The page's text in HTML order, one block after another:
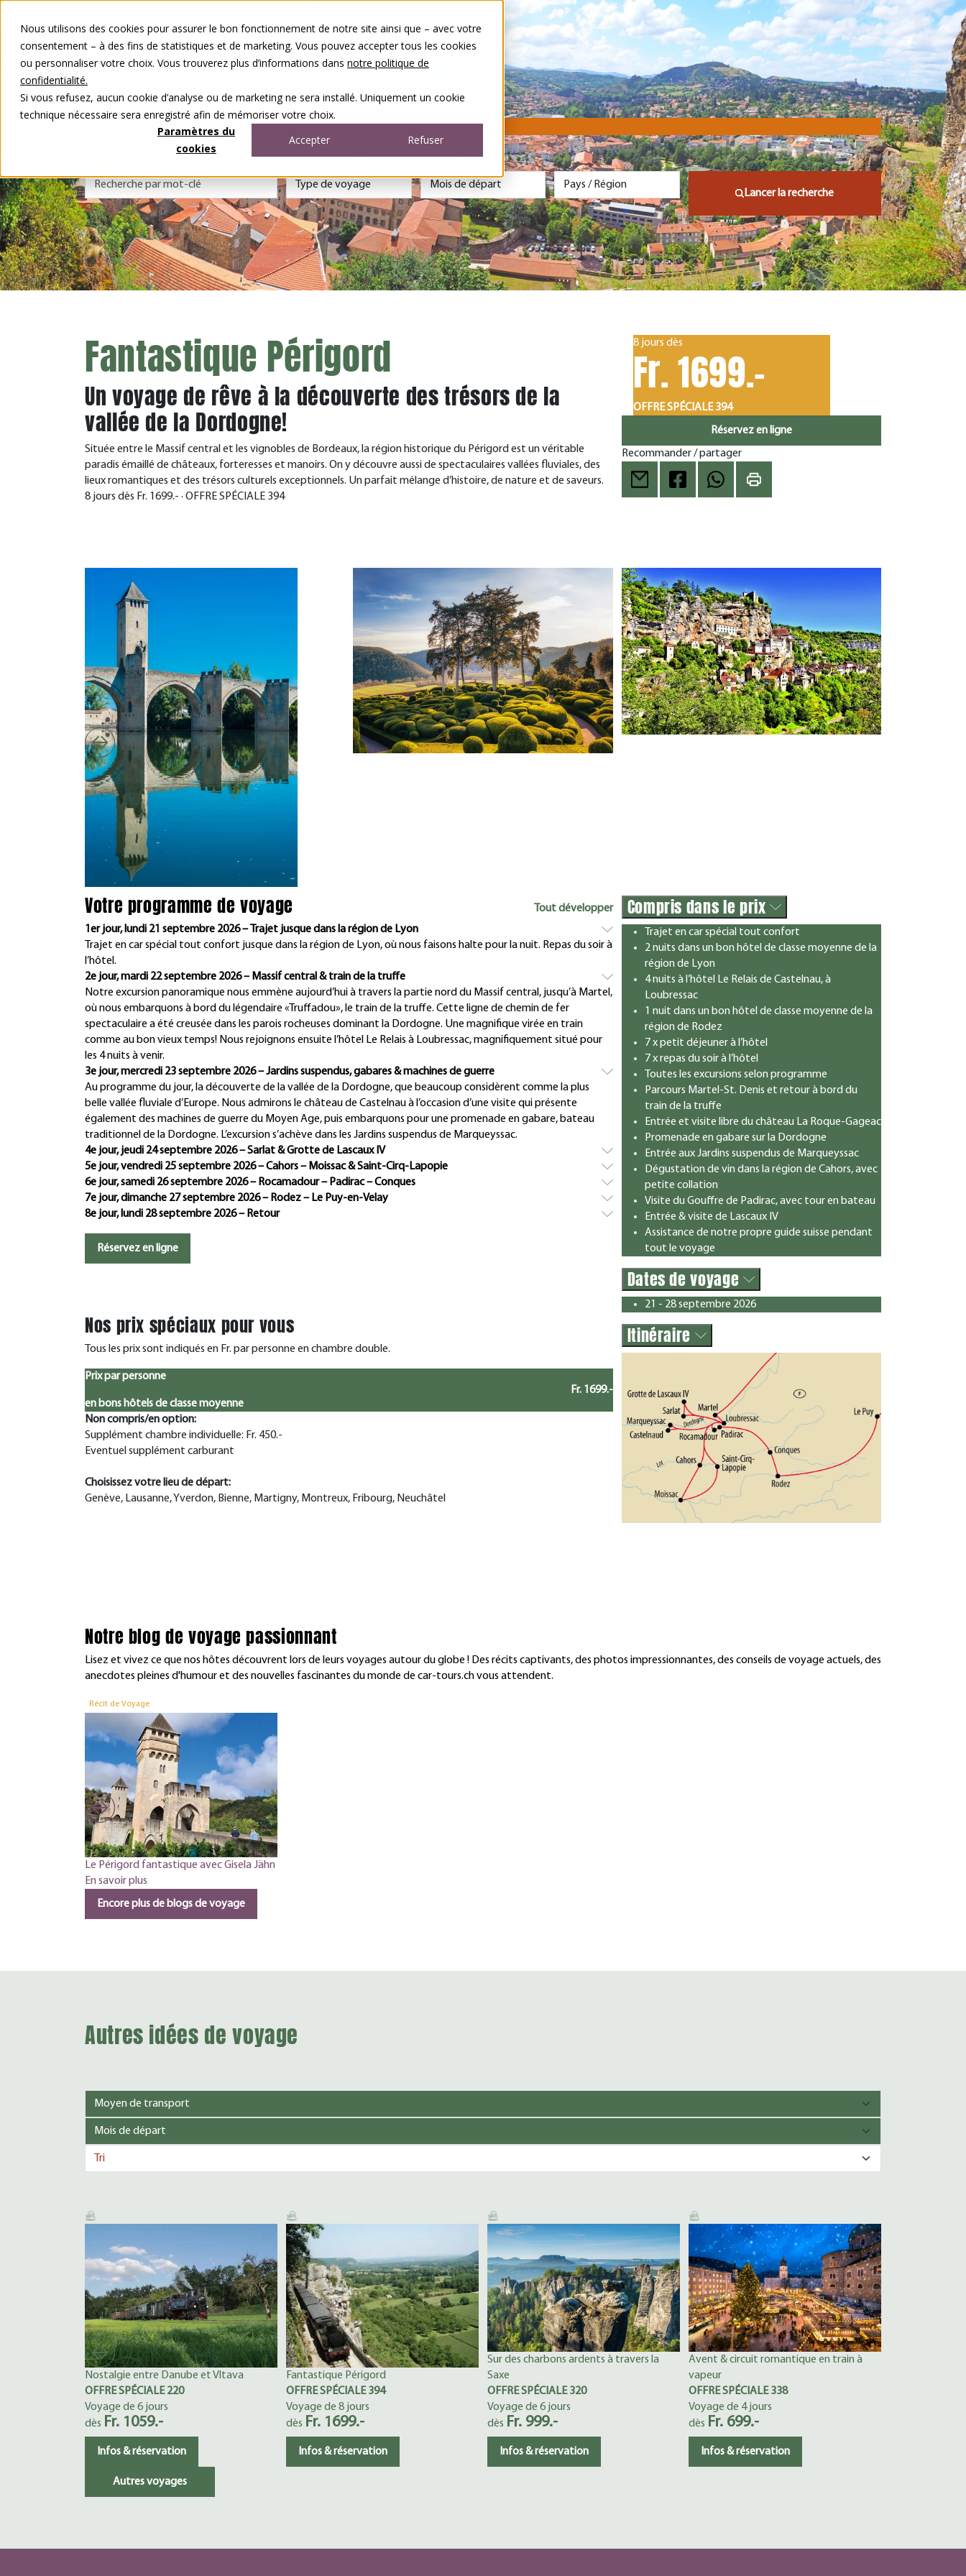
Nous utilisons des cookies pour assurer le bon fonctionnement de notre site ainsi que – avec votre
consentement – à des fins de statistiques et de marketing. Vous pouvez accepter tous les cookies
ou personnaliser votre choix. Vous trouverez plus d’informations dans notre politique de
confidentialité.
Si vous refusez, aucun cookie d’analyse ou de marketing ne sera installé. Uniquement un cookie
technique nécessaire sera enregistré afin de mémoriser votre choix.
Paramètres du
cookies
Accepter Refuser
Nos voyages
Autour du voyage
A notre sujet
Concours
FR
Lancer la recherche
Fantastique Périgord
Un voyage de rêve à la découverte des trésors de la
vallée de la Dordogne!
Située entre le Massif central et les vignobles de Bordeaux, la région historique du Périgord est un véritable
paradis émaillé de châteaux, forteresses et manoirs. On y découvre aussi de spectaculaires vallées fluviales, des
lieux romantiques et des trésors culturels exceptionnels. Un parfait mélange d’histoire, de nature et de saveurs.
8 jours dès Fr. 1699.- · OFFRE SPÉCIALE 394
8 jours dès
Fr. 1699.-
OFFRE SPÉCIALE 394
Réservez en ligne
Recommander / partager
Votre programme de voyage
Tout développer
1er jour, lundi 21 septembre 2026 – Trajet jusque dans la région de Lyon
Trajet en car spécial tout confort jusque dans la région de Lyon, où nous faisons halte pour la nuit. Repas du soir à
l’hôtel.
2e jour, mardi 22 septembre 2026 – Massif central & train de la truffe
Notre excursion panoramique nous emmène aujourd’hui à travers la partie nord du Massif central, jusqu’à Martel,
où nous embarquons à bord du légendaire «Truffadou», le train de la truffe. Cette ligne de chemin de fer
spectaculaire a été creusée dans les parois rocheuses dominant la Dordogne. Une magnifique virée en train
comme au bon vieux temps! Nous rejoignons ensuite l’hôtel Le Relais à Loubressac, magnifiquement situé pour
les 4 nuits à venir.
3e jour, mercredi 23 septembre 2026 – Jardins suspendus, gabares & machines de guerre
Au programme du jour, la découverte de la vallée de la Dordogne, que beaucoup considèrent comme la plus
belle vallée fluviale d’Europe. Nous admirons le château de Castelnau à l’occasion d’une visite qui présente
également des machines de guerre du Moyen Age, puis embarquons pour une promenade en gabare, bateau
traditionnel de la Dordogne. L’excursion s’achève dans les Jardins suspendus de Marqueyssac.
4e jour, jeudi 24 septembre 2026 – Sarlat & Grotte de Lascaux IV
5e jour, vendredi 25 septembre 2026 – Cahors – Moissac & Saint-Cirq-Lapopie
6e jour, samedi 26 septembre 2026 – Rocamadour – Padirac – Conques
7e jour, dimanche 27 septembre 2026 – Rodez – Le Puy-en-Velay
8e jour, lundi 28 septembre 2026 – Retour
Réservez en ligne
Nos prix spéciaux pour vous
Tous les prix sont indiqués en Fr. par personne en chambre double.
Prix par personne
en bons hôtels de classe moyenne
Fr. 1699.-
Non compris/en option:
Supplément chambre individuelle: Fr. 450.-
Eventuel supplément carburant
Choisissez votre lieu de départ:
Genève, Lausanne, Yverdon, Bienne, Martigny, Montreux, Fribourg, Neuchâtel
Compris dans le prix
Trajet en car spécial tout confort
2 nuits dans un bon hôtel de classe moyenne de la
région de Lyon
4 nuits à l’hôtel Le Relais de Castelnau, à
Loubressac
1 nuit dans un bon hôtel de classe moyenne de la
région de Rodez
7 x petit déjeuner à l’hôtel
7 x repas du soir à l’hôtel
Toutes les excursions selon programme
Parcours Martel-St. Denis et retour à bord du
train de la truffe
Entrée et visite libre du château La Roque-Gageac
Promenade en gabare sur la Dordogne
Entrée aux Jardins suspendus de Marqueyssac
Dégustation de vin dans la région de Cahors, avec
petite collation
Visite du Gouffre de Padirac, avec tour en bateau
Entrée & visite de Lascaux IV
Assistance de notre propre guide suisse pendant
tout le voyage
Dates de voyage
21 - 28 septembre 2026
Itinéraire
Notre blog de voyage passionnant
Lisez et vivez ce que nos hôtes découvrent lors de leurs voyages autour du globe ! Des récits captivants, des photos impressionnantes, des conseils de voyage actuels, des
anecdotes pleines d'humour et des nouvelles fascinantes du monde de car-tours.ch vous attendent.
Récit de Voyage
Le Périgord fantastique avec Gisela Jähn
En savoir plus
Encore plus de blogs de voyage
Autres idées de voyage
Nostalgie entre Danube et Vltava
OFFRE SPÉCIALE 220
Voyage de 6 jours
dès Fr. 1059.-
Infos & réservation
Fantastique Périgord
OFFRE SPÉCIALE 394
Voyage de 8 jours
dès Fr. 1699.-
Infos & réservation
Sur des charbons ardents à travers la
Saxe
OFFRE SPÉCIALE 320
Voyage de 6 jours
dès Fr. 999.-
Infos & réservation
Avent & circuit romantique en train à
vapeur
OFFRE SPÉCIALE 338
Voyage de 4 jours
dès Fr. 699.-
Infos & réservation
Autres voyages